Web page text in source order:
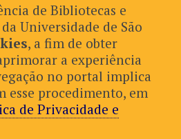
Próximo Item →
de Bibliotecas e
Universidade de São
, a fim de obter
a experiência
no portal implica
esse procedimento, em
de Privacidade e